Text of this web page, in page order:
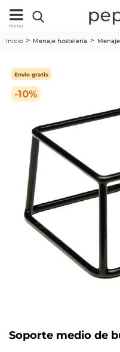
Menu
Inicio Menaje hostelería
-10%
Envío gratis
Soporte medio de